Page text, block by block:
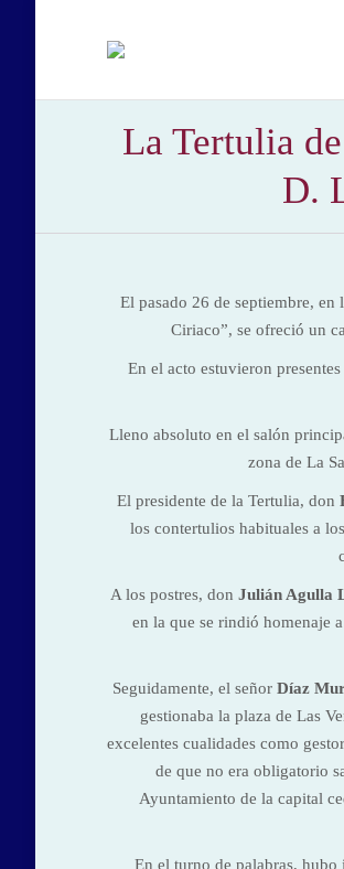
La Tertulia
D.
El pasado 26 de septiembre,
Ciriaco”, se ofreció un
En el acto estuvieron
Lleno absoluto en el salón
zona de La
El presidente de la Tertulia, don
los contertulios habituales a
A los postres, don Julián Agulla
en la que se rindió homenaje
Seguidamente, el señor Díaz
gestionaba la plaza de Las
excelentes cualidades como
de que no era obligatorio
Ayuntamiento de la capital
En el turno de palabras,